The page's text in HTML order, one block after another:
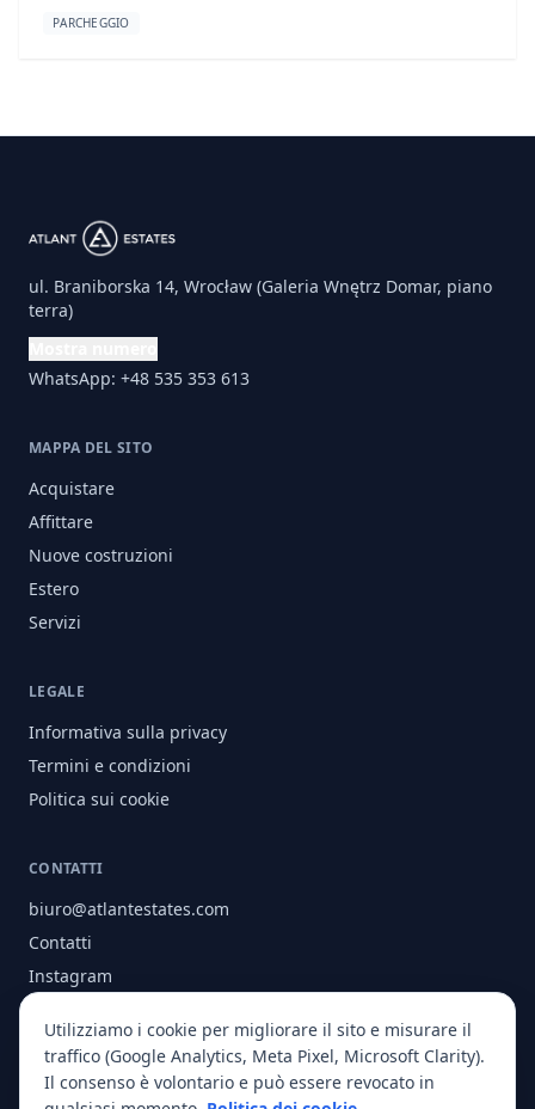
PARCHEGGIO
ul. Braniborska 14, Wrocław (Galeria Wnętrz Domar, piano
terra)
WhatsApp: +48 535 353 613
MAPPA DEL SITO
Acquistare
Affittare
Nuove costruzioni
Estero
Servizi
LEGALE
Informativa sulla privacy
Termini e condizioni
Politica sui cookie
CONTATTI
biuro@atlantestates.com
Contatti
Instagram
Chi siamo
Utilizziamo i cookie per migliorare il sito e misurare il
traffico (Google Analytics, Meta Pixel, Microsoft Clarity).
Il consenso è volontario e può essere revocato in